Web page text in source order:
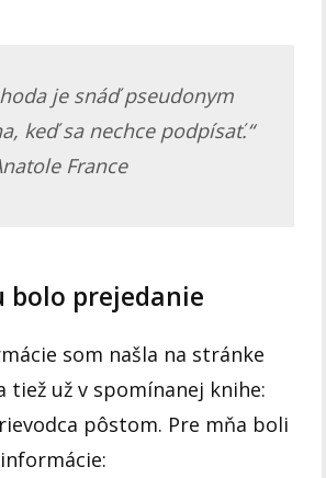
je snáď pseudonym
keď sa nechce podpísať.“
France
bolo prejedanie
som našla na stránke
tiež už v spomínanej knihe:
pôstom. Pre mňa boli